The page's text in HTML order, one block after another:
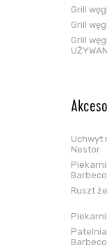
Grill
Grill
Grill
Uchwyt
Nestor
Ruszt